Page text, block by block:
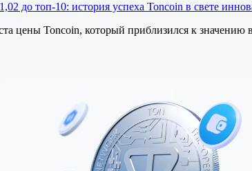
до топ-10: история успеха Toncoin в свете
цены Toncoin, который приблизился к